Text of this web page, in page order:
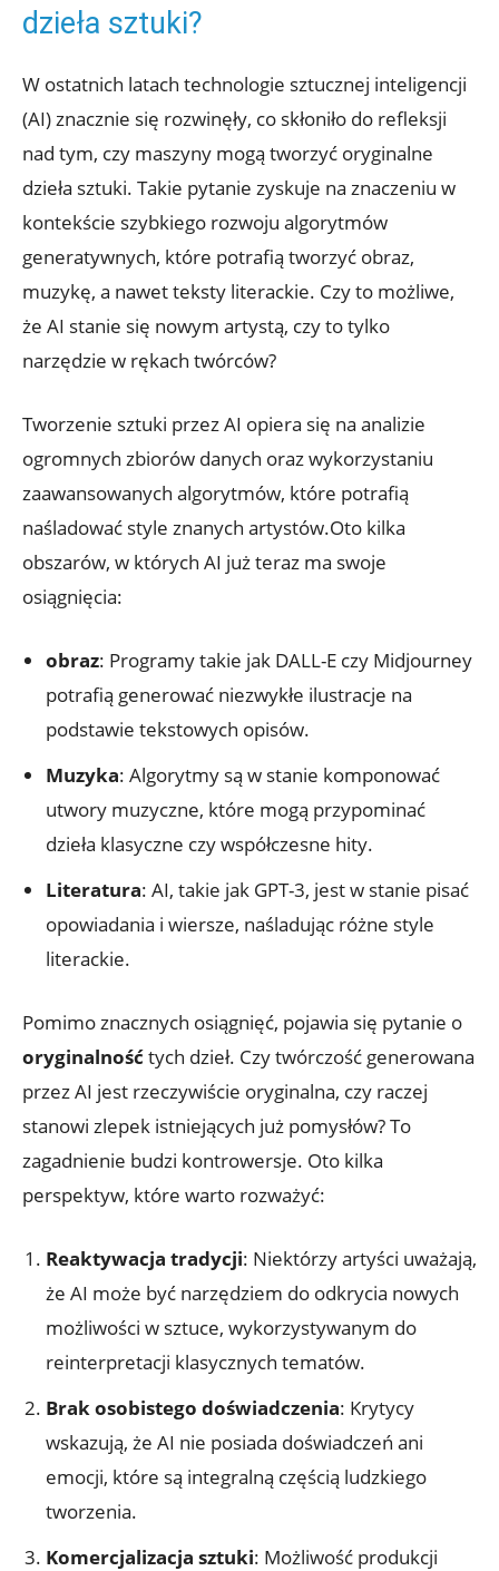
dzieła sztuki?
W ostatnich latach technologie sztucznej inteligencji
(AI) znacznie się rozwinęły, co skłoniło do refleksji
nad tym, czy maszyny mogą tworzyć oryginalne
dzieła sztuki. Takie pytanie zyskuje na znaczeniu w
kontekście szybkiego rozwoju algorytmów
generatywnych, które potrafią tworzyć obraz,
muzykę, a nawet teksty literackie. Czy to możliwe,
że AI stanie się nowym artystą, czy to tylko
narzędzie w rękach twórców?
Tworzenie sztuki przez AI opiera się na analizie
ogromnych zbiorów danych oraz wykorzystaniu
zaawansowanych algorytmów, które potrafią
naśladować style znanych artystów.Oto kilka
obszarów, w których AI już teraz ma swoje
osiągnięcia:
obraz: Programy takie jak DALL-E czy Midjourney
potrafią generować niezwykłe ilustracje na
podstawie tekstowych opisów.
Muzyka: Algorytmy są w stanie komponować
utwory muzyczne, które mogą przypominać
dzieła klasyczne czy współczesne hity.
Literatura: AI, takie jak GPT-3, jest w stanie pisać
opowiadania i wiersze, naśladując różne style
literackie.
Pomimo znacznych osiągnięć, pojawia się pytanie o
oryginalnośćtych dzieł. Czy twórczość generowana
przez AI jest rzeczywiście oryginalna, czy raczej
stanowi zlepek istniejących już pomysłów? To
zagadnienie budzi kontrowersje. Oto kilka
perspektyw, które warto rozważyć:
Reaktywacja tradycji: Niektórzy artyści uważają,
że AI może być narzędziem do odkrycia nowych
możliwości w sztuce, wykorzystywanym do
reinterpretacji klasycznych tematów.
Brak osobistego doświadczenia: Krytycy
wskazują, że AI nie posiada doświadczeń ani
emocji, które są integralną częścią ludzkiego
tworzenia.
Komercjalizacja sztuki: Możliwość produkcji